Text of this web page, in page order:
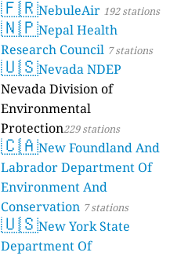
🇫🇷NebuleAir 192 stations
🇳🇵Nepal Health
Research Council 7 stations
🇺🇸Nevada NDEP
Nevada Division of
Environmental
Protection229 stations
🇨🇦New Foundland And
Labrador Department Of
Environment And
Conservation 7 stations
🇺🇸New York State
Department Of